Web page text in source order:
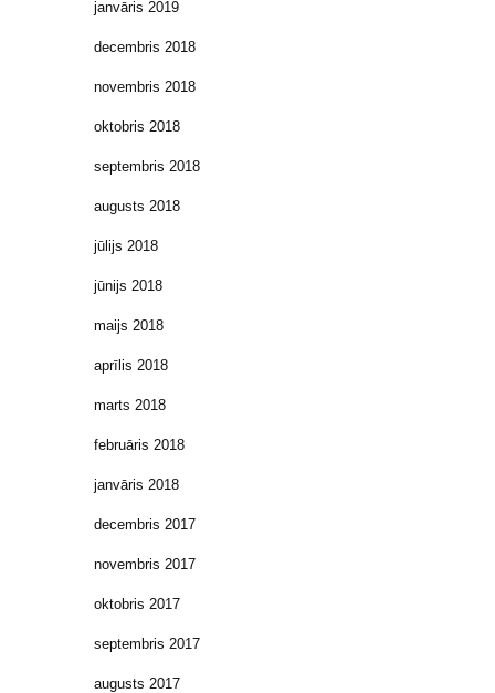
janvāris 2019
decembris 2018
novembris 2018
oktobris 2018
septembris 2018
augusts 2018
jūlijs 2018
jūnijs 2018
maijs 2018
aprīlis 2018
marts 2018
februāris 2018
janvāris 2018
decembris 2017
novembris 2017
oktobris 2017
septembris 2017
augusts 2017